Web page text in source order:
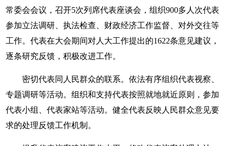
常委会会议，召开5次列席代表座谈会，组织900多人次代表
参加立法调研、执法检查、财政经济工作监督、对外交往等
工作。代表在大会期间对人大工作提出的1622条意见建议，
逐条研究反馈，积极改进工作。
密切代表同人民群众的联系。依法有序组织代表视察、
专题调研等活动。组织和支持代表按照就地就近原则，参加
代表小组、代表家站等活动。健全代表反映人民群众意见要
求的处理反馈工作机制。